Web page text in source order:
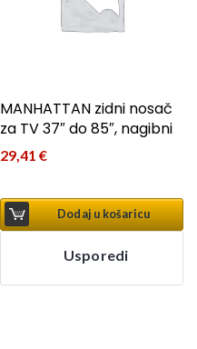
MANHATTAN zidni nosač
za TV 37″ do 85″, nagibni
29,41€
Dodaj u košaricu
Usporedi